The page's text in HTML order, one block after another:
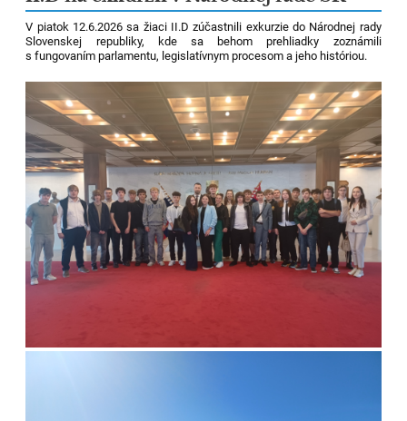
V piatok 12.6.2026 sa žiaci II.D zúčastnili exkurzie do Národnej rady
Slovenskej republiky, kde sa behom prehliadky zoznámili
s fungovaním parlamentu, legislatívnym procesom a jeho históriou.